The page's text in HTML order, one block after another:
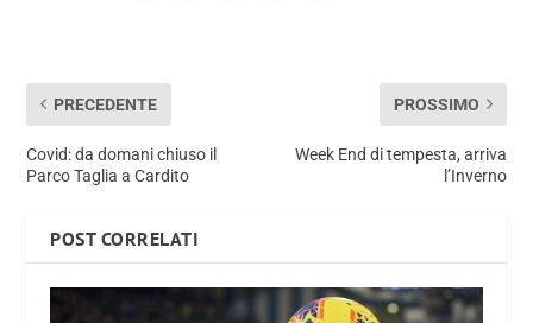
PRECEDENTE
Covid: da domani chiuso il
Parco Taglia a Cardito
PROSSIMO
Week End di tempesta, arriva
l’Inverno
POST CORRELATI